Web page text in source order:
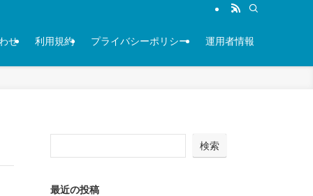
せ 利用規約 プライバシーポリシー 運用者情報
検索
最近の投稿